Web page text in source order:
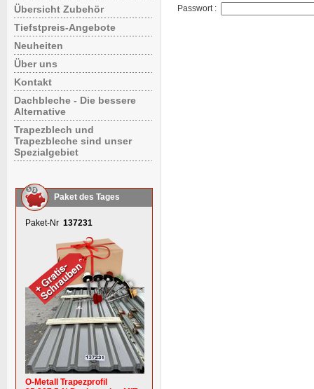
Übersicht Zubehör
Tiefstpreis-Angebote
Neuheiten
Über uns
Kontakt
Dachbleche - Die bessere
Alternative
Trapezblech und
Trapezbleche sind unser
Spezialgebiet
Paket des Tages
Paket-Nr 137231
O-Metall Trapezprofil
Passwort: